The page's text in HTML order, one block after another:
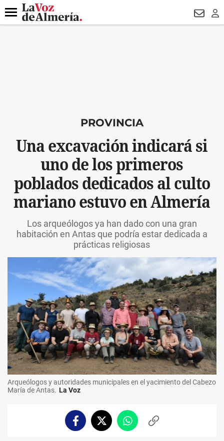
DESTACADO CONDENADOS
Menú
PROVINCIA
Una excavación indicará si
uno de los primeros
poblados dedicados al culto
mariano estuvo en Almería
Los arqueólogos ya han dado con una gran
habitación en Antas que podría estar dedicada a
prácticas religiosas
Arqueólogos y autoridades municipales en el yacimiento del Cabezo
María de Antas. La Voz
FacebookTwitterWhatsappCopiar